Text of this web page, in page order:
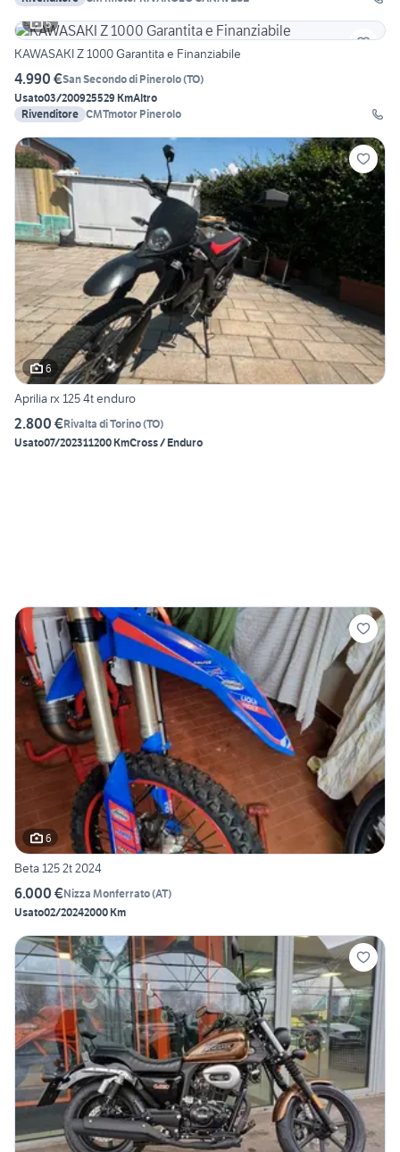
5
KAWASAKI Z 1000 Garantita e Finanziabile
4.990 €San Secondo di Pinerolo(TO)
Usato03/200925529 KmAltro
Rivenditore CMTmotor Pinerolo
6
Aprilia rx 125 4t enduro
2.800 €Rivalta di Torino(TO)
Usato07/202311200 KmCross / Enduro
6
Beta 125 2t 2024
6.000 €Nizza Monferrato(AT)
Usato02/20242000 Km